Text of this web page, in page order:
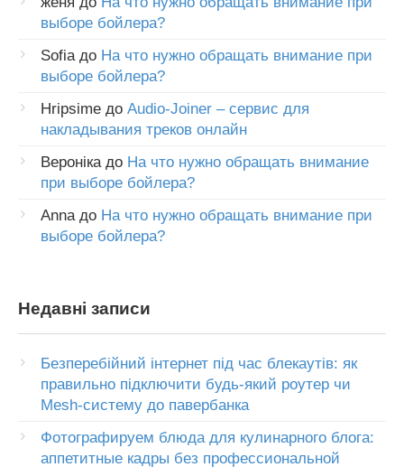
выборе бойлера?
Sofiaдо На что нужно обращать внимание при
выборе бойлера?
Hripsime до Audio-Joiner – сервис для
накладывания треков онлайн
Веронікадо На что нужно обращать внимание
при выборе бойлера?
Annaдо На что нужно обращать внимание при
выборе бойлера?
Недавні записи
Безперебійний інтернет під час блекаутів: як
правильно підключити будь-який роутер чи
Mesh-систему до павербанка
Фотографируем блюда для кулинарного блога:
аппетитные кадры без профессиональной